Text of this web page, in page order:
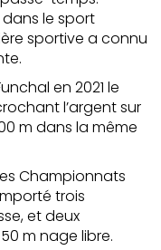
dans le sport
sportive a connu
en 2021 le
l’argent sur
m dans la même
Championnats
trois
et deux
m nage libre.